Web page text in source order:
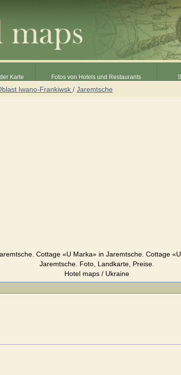
Karte Fotos von Hotels und Restaurants
Iwano-Frankiwsk / Jaremtsche
Cottage «U Marka» in Jaremtsche. Cottage
Jaremtsche. Foto, Landkarte, Preise.
Hotel maps / Ukraine